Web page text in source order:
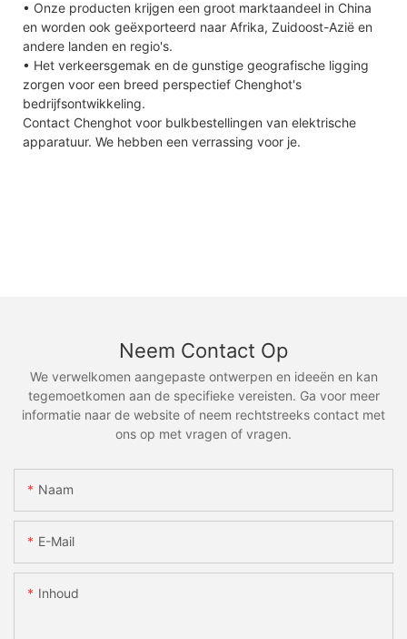
• Onze producten krijgen een groot marktaandeel in China
en worden ook geëxporteerd naar Afrika, Zuidoost-Azië en
andere landen en regio's.
• Het verkeersgemak en de gunstige geografische ligging
zorgen voor een breed perspectief Chenghot's
bedrijfsontwikkeling.
Contact Chenghot voor bulkbestellingen van elektrische
apparatuur. We hebben een verrassing voor je.
Neem Contact Op
We verwelkomen aangepaste ontwerpen en ideeën en kan
tegemoetkomen aan de specifieke vereisten. Ga voor meer
informatie naar de website of neem rechtstreeks contact met
ons op met vragen of vragen.
Naam
E-Mail
Inhoud